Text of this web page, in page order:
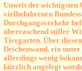
Unweit der wichtigsten
vielbefahrenen
Durchgangsverkehr
überraschend stiller
Tiergarten. Über
Deichenwand, ein
allerdings wenig
kürzlich angelegt